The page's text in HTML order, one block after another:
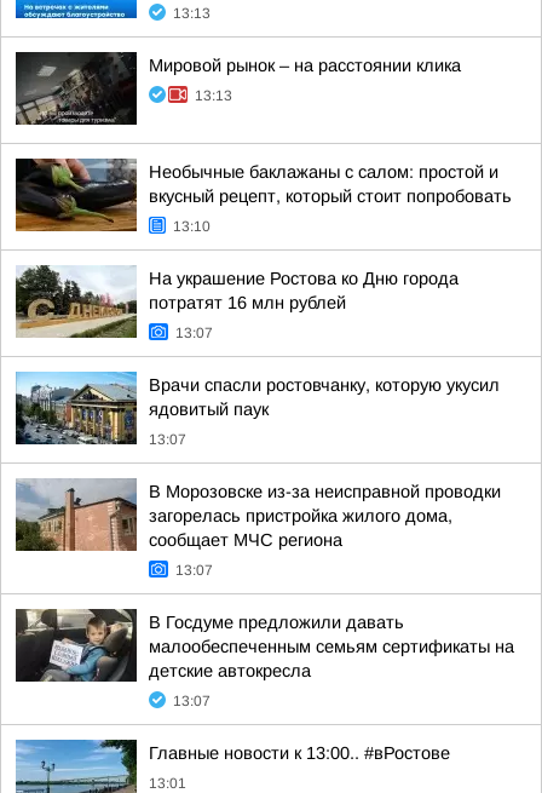
13:13
Мировой рынок – на расстоянии клика
13:13
Необычные баклажаны с салом: простой и
вкусный рецепт, который стоит попробовать
13:10
На украшение Ростова ко Дню города
потратят 16 млн рублей
13:07
Врачи спасли ростовчанку, которую укусил
ядовитый паук
13:07
В Морозовске из-за неисправной проводки
загорелась пристройка жилого дома,
сообщает МЧС региона
13:07
В Госдуме предложили давать
малообеспеченным семьям сертификаты на
детские автокресла
13:07
Главные новости к 13:00.. #вРостове
13:01